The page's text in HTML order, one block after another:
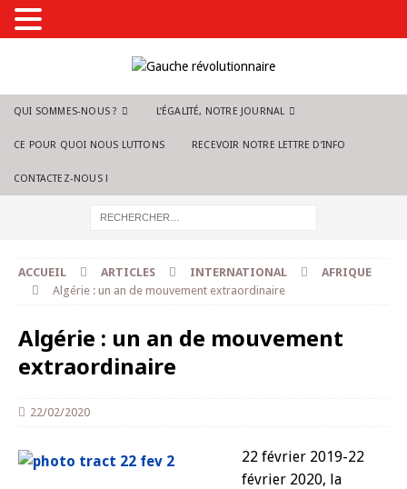
QUI SOMMES-NOUS ? L’ÉGALITÉ, NOTRE JOURNAL
CE POUR QUOI NOUS LUTTONS RECEVOIR NOTRE LETTRE D’INFO
CONTACTEZ-NOUS !
ACCUEIL ARTICLES INTERNATIONAL
AFRIQUE
Algérie : un an de mouvement extraordinaire
Algérie : un an de mouvement
extraordinaire
22/02/2020
22 février 2019-22
février 2020, la